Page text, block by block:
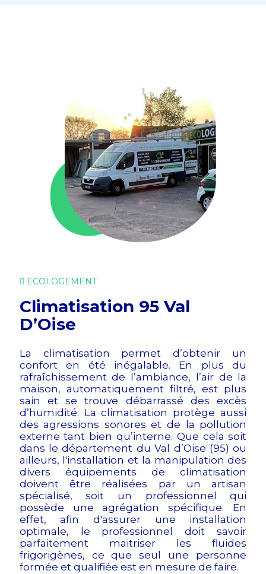
ECOLOGEMENT
Climatisation 95 Val
D’Oise
La climatisation permet d’obtenir un
confort en été inégalable. En plus du
rafraîchissement de l’ambiance, l’air de la
maison, automatiquement filtré, est plus
sain et se trouve débarrassé des excès
d’humidité. La climatisation protège aussi
des agressions sonores et de la pollution
externe tant bien qu’interne. Que cela soit
dans le département du Val d’Oise (95) ou
ailleurs, l'installation et la manipulation des
divers équipements de climatisation
doivent être réalisées par un artisan
spécialisé, soit un professionnel qui
possède une agrégation spécifique. En
effet, afin d'assurer une installation
optimale, le professionnel doit savoir
parfaitement maitriser les fluides
frigorigènes, ce que seul une personne
formée et qualifiée est en mesure de faire.